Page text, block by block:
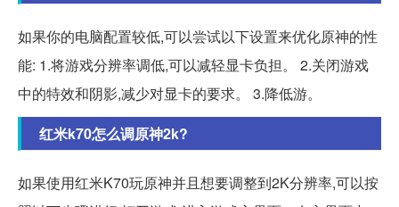
如果你的电脑配置较低,可以尝试以下设置来优化原神的性
能: 1.将游戏分辨率调低,可以减轻显卡负担。 2.关闭游戏
中的特效和阴影,减少对显卡的要求。 3.降低游。
红米k70怎么调原神2k?
如果使用红米K70玩原神并且想要调整到2K分辨率,可以按